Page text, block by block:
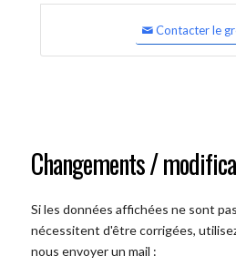
Contacter le
Changements /
Si les données affichées ne sont
nécessitent d'être corrigées,
nous envoyer un mail :